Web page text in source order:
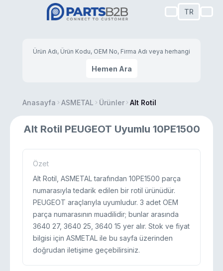
TR
Hemen Ara
Anasayfa ASMETAL Ürünler Alt Rotil
Alt Rotil PEUGEOT Uyumlu 10PE1500
Özet
Alt Rotil, ASMETAL tarafından 10PE1500 parça
numarasıyla tedarik edilen bir rotil ürünüdür.
PEUGEOT araçlarıyla uyumludur. 3 adet OEM
parça numarasının muadilidir; bunlar arasında
3640 27, 3640 25, 3640 15 yer alır. Stok ve fiyat
bilgisi için ASMETAL ile bu sayfa üzerinden
doğrudan iletişime geçebilirsiniz.